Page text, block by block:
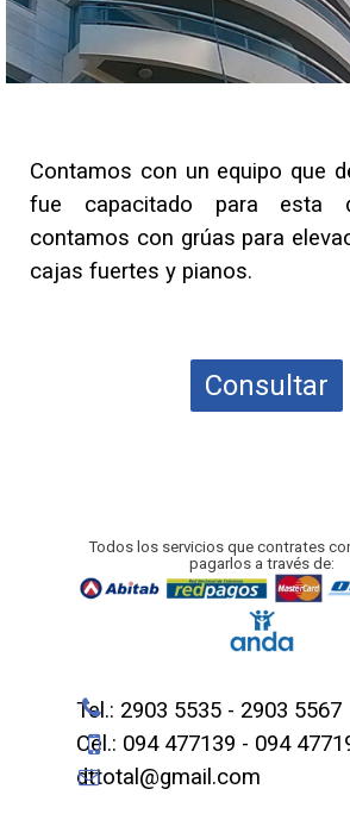
Contamos con un equipo que
fue capacitado para esta
contamos con grúas para
cajas fuertes y pianos.
Consultar
Tel.: 2903 5535 - 2903 5567
Cel.: 094 477139 - 094
dttotal@gmail.com
Todos los servicios que contrates
pagarlos a través de: